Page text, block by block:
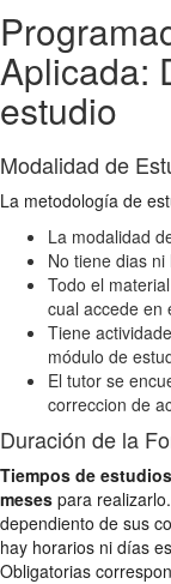
Aplicada:
estudio
Modalidad de
La metodología de
La modalidad
No tiene dias ni
Todo el
cual accede en
Tiene
módulo de
El tutor se
correccion de
Duración de la
Tiempos de
meses para
dependiento de sus
hay horarios ni días
Obligatorias